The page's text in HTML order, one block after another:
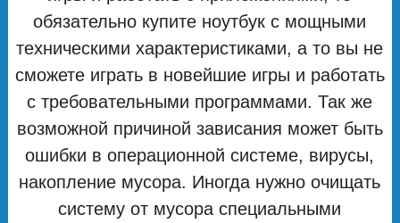
обязательно купите ноутбук с мощными
техническими характеристиками, а то вы не
сможете играть в новейшие игры и работать
с требовательными программами. Так же
возможной причиной зависания может быть
ошибки в операционной системе, вирусы,
накопление мусора. Иногда нужно очищать
систему от мусора специальными